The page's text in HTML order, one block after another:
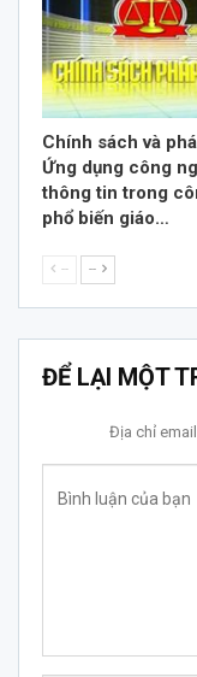
Chính sách và
Ứng dụng công
thông tin trong
phổ biến giáo…
-- --
ĐỂ LẠI MỘT
Địa chỉ